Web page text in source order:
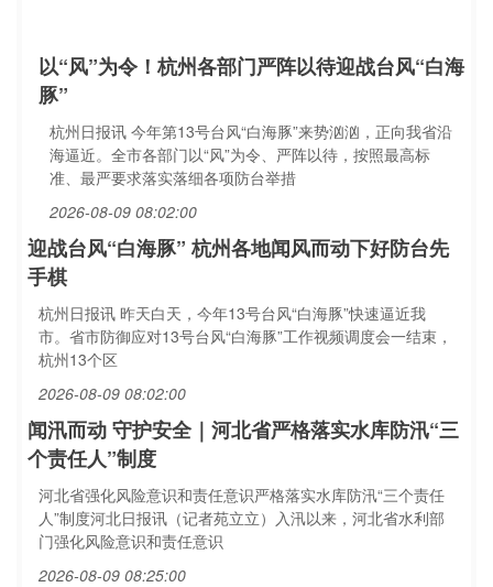
以“风”为令！杭州各部门严阵以待迎战台风“白海
豚”
杭州日报讯 今年第13号台风“白海豚”来势汹汹，正向我省沿
海逼近。全市各部门以“风”为令、严阵以待，按照最高标
准、最严要求落实落细各项防台举措
2026-08-09 08:02:00
迎战台风“白海豚” 杭州各地闻风而动下好防台先
手棋
杭州日报讯 昨天白天，今年13号台风“白海豚”快速逼近我
市。省市防御应对13号台风“白海豚”工作视频调度会一结束，
杭州13个区
2026-08-09 08:02:00
闻汛而动 守护安全｜河北省严格落实水库防汛“三
个责任人”制度
河北省强化风险意识和责任意识严格落实水库防汛“三个责任
人”制度河北日报讯（记者苑立立）入汛以来，河北省水利部
门强化风险意识和责任意识
2026-08-09 08:25:00